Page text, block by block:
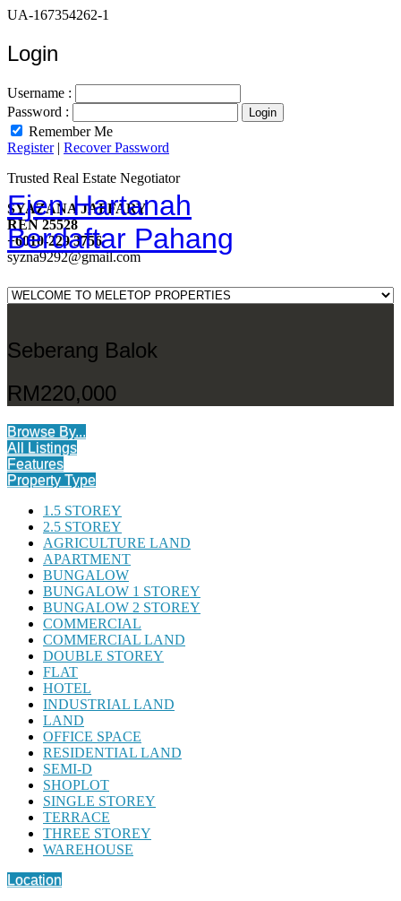
UA-167354262-1
Login
Username :
Password :
Remember Me
Register| Recover Password
Ejen Hartanah
Berdaftar Pahang
Trusted Real Estate Negotiator
SYAZANA JAFFARY
REN 25528
+6010-229 3756
syzna9292@gmail.com
Seberang Balok
RM220,000
Browse By...
All Listings
Features
Property Type
1.5 STOREY
2.5 STOREY
AGRICULTURE LAND
APARTMENT
BUNGALOW
BUNGALOW 1 STOREY
BUNGALOW 2 STOREY
COMMERCIAL
COMMERCIAL LAND
DOUBLE STOREY
FLAT
HOTEL
INDUSTRIAL LAND
LAND
OFFICE SPACE
RESIDENTIAL LAND
SEMI-D
SHOPLOT
SINGLE STOREY
TERRACE
THREE STOREY
WAREHOUSE
Location